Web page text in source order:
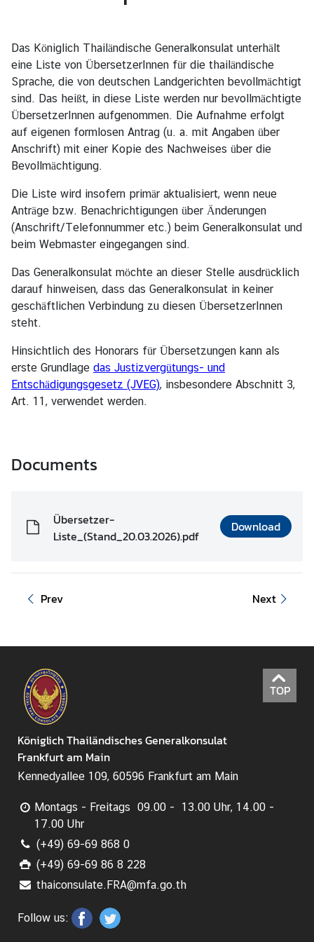
n
g
e
n
A
l
l
e
m
e
i
e
I
n
f
o
r
m
a
n
o
u
s
r
v
i
c
e
i
n
w
e
i
s
Das Königlich Thailändische Generalkonsulat unterhält
eine Liste von ÜbersetzerInnen für die thailändische
Sprache, die von deutschen Landgerichten bevollmächtigt
sind. Das heißt, in diese Liste werden nur bevollmächtigte
ÜbersetzerInnen aufgenommen. Die Aufnahme erfolgt
auf eigenen formlosen Antrag (u. a. mit Angaben über
Anschrift) mit einer Kopie des Nachweises über die
Bevollmächtigung.
Die Liste wird insofern primär aktualisiert, wenn neue
Anträge bzw. Benachrichtigungen über Änderungen
(Anschrift/Telefonnummer etc.) beim Generalkonsulat und
beim Webmaster eingegangen sind.
Das Generalkonsulat möchte an dieser Stelle ausdrücklich
darauf hinweisen, dass das Generalkonsulat in keiner
geschäftlichen Verbindung zu diesen ÜbersetzerInnen
steht.
Hinsichtlich des Honorars für Übersetzungen kann als
erste Grundlage das Justizvergütungs- und
Entschädigungsgesetz (JVEG), insbesondere Abschnitt 3,
Art. 11, verwendet werden.
Documents
Übersetzer-
Liste_(Stand_20.03.2026).pdf
Download
Prev Next
TOP
Königlich Thailändisches Generalkonsulat
Frankfurt am Main
Kennedyallee 109, 60596 Frankfurt am Main
Montags - Freitags 09.00 - 13.00 Uhr, 14.00 -
17.00 Uhr
(+49) 69-69 868 0
(+49) 69-69 86 8 228
thaiconsulate.FRA@mfa.go.th
Follow us: